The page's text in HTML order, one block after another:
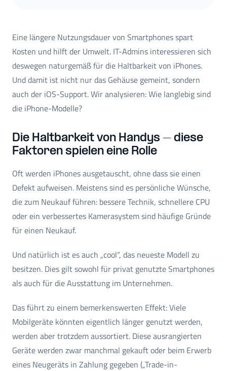
Eine längere Nutzungsdauer von Smartphones spart
Kosten und hilft der Umwelt. IT-Admins interessieren sich
deswegen naturgemäß für die Haltbarkeit von iPhones.
Und damit ist nicht nur das Gehäuse gemeint, sondern
auch der iOS-Support. Wir analysieren: Wie langlebig sind
die iPhone-Modelle?
Die Haltbarkeit von Handys – diese
Faktoren spielen eine Rolle
Oft werden iPhones ausgetauscht, ohne dass sie einen
Defekt aufweisen. Meistens sind es persönliche Wünsche,
die zum Neukauf führen: bessere Technik, schnellere CPU
oder ein verbessertes Kamerasystem sind häufige Gründe
für einen Neukauf.
Und natürlich ist es auch „cool“, das neueste Modell zu
besitzen. Dies gilt sowohl für privat genutzte Smartphones
als auch für die Ausstattung im Unternehmen.
Das führt zu einem bemerkenswerten Effekt: Viele
Mobilgeräte könnten eigentlich länger genutzt werden,
werden aber trotzdem aussortiert. Diese ausrangierten
Geräte werden zwar manchmal gekauft oder beim Erwerb
eines Neugeräts in Zahlung gegeben („Trade-in-